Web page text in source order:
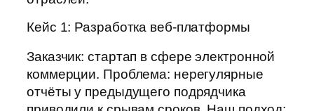
Кейс 1: Разработка веб-платформы
Заказчик: стартап в сфере электронной
коммерции. Проблема: нерегулярные
отчёты у предыдущего подрядчика